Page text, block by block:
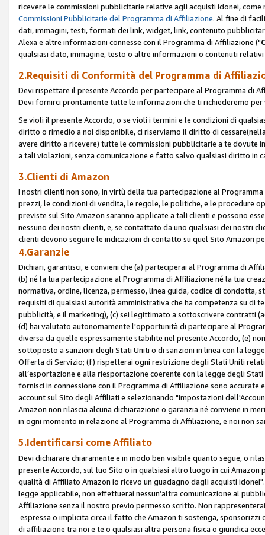
ricevere le commissioni pubblicitarie relative agli acquisti idonei,
Commissioni Pubblicitarie del Programma di Affiliazione. Al fine di
dati, immagini, testi, formati dei link, widget, link, contenuto
Alexa e altre informazioni connesse con il Programma di Affiliazione ("
qualsiasi dato, immagine, testo o altre informazioni o contenuti
2.Requisiti di Conformità del Programma di
Devi rispettare il presente Accordo per partecipare al Programma di
Devi fornirci prontamente tutte le informazioni che ti richiederemo
Se violi il presente Accordo, o se violi i termini e le condizioni di
diritto o rimedio a noi disponibile, ci riserviamo il diritto di
avere diritto a ricevere) tutte le commissioni pubblicitarie a te dovute
a tali violazioni, senza comunicazione e fatto salvo qualsiasi diritto in
3.Clienti di Amazon
I nostri clienti non sono, in virtù della tua partecipazione al
prezzi, le condizioni di vendita, le regole, le politiche, e le procedure
previste sul Sito Amazon saranno applicate a tali clienti e possono
nessuno dei nostri clienti, e, se contattato da uno qualsiasi dei nostri
clienti devono seguire le indicazioni di contatto su quel Sito Amazon
4.Garanzie
Dichiari, garantisci, e convieni che (a) parteciperai al Programma di
(b) né la tua partecipazione al Programma di Affiliazione né la tua
normativa, ordine, licenza, permesso, linea guida, codice di
requisiti di qualsiasi autorità amministrativa che ha competenza su di
pubblicità, e il marketing), (c) sei legittimato a sottoscrivere contratti
(d) hai valutato autonomamente l'opportunità di partecipare al
diversa da quelle espressamente stabilite nel presente Accordo, (e)
sottoposto a sanzioni degli Stati Uniti o di sanzioni in linea con la
Offerta di Servizio; (f) rispetterai ogni restrizione degli Stati Uniti
all’esportazione e alla riesportazione coerente con la legge degli
fornisci in connessione con il Programma di Affiliazione sono
account sul Sito degli Affiliati e selezionando "Impostazioni
Amazon non rilascia alcuna dichiarazione o garanzia né conviene in
in ogni momento in relazione al Programma di Affiliazione, e noi non
5.Identificarsi come Affiliato
Devi dichiarare chiaramente e in modo ben visibile quanto segue, o
presente Accordo, sul tuo Sito o in qualsiasi altro luogo in cui
qualità di Affiliato Amazon io ricevo un guadagno dagli acquisti
legge applicabile, non effettuerai nessun’altra comunicazione al
Affiliazione senza il nostro previo permesso scritto. Non
espressa o implicita circa il fatto che Amazon ti sostenga,
di affiliazione tra noi e te o qualsiasi altra persona fisica o giuridica